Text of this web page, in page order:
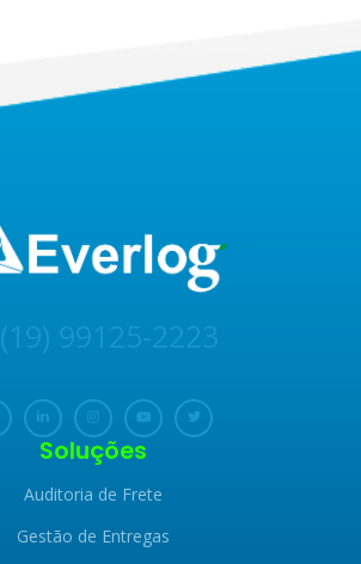
(19) 99125-2223
Soluções
Auditoria de Frete
Gestão de Entregas